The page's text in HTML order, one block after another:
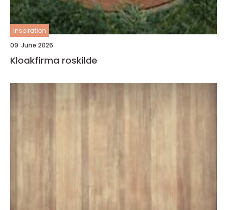
inspiration
09. June 2026
Kloakfirma roskilde